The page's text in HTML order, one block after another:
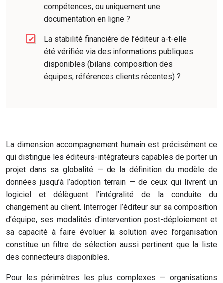
compétences, ou uniquement une
documentation en ligne ?
La stabilité financière de l’éditeur a-t-elle
été vérifiée via des informations publiques
disponibles (bilans, composition des
équipes, références clients récentes) ?
La dimension accompagnement humain est précisément ce
qui distingue les éditeurs-intégrateurs capables de porter un
projet dans sa globalité — de la définition du modèle de
données jusqu’à l’adoption terrain — de ceux qui livrent un
logiciel et délèguent l’intégralité de la conduite du
changement au client. Interroger l’éditeur sur sa composition
d’équipe, ses modalités d’intervention post-déploiement et
sa capacité à faire évoluer la solution avec l’organisation
constitue un filtre de sélection aussi pertinent que la liste
des connecteurs disponibles.
Pour les périmètres les plus complexes — organisations